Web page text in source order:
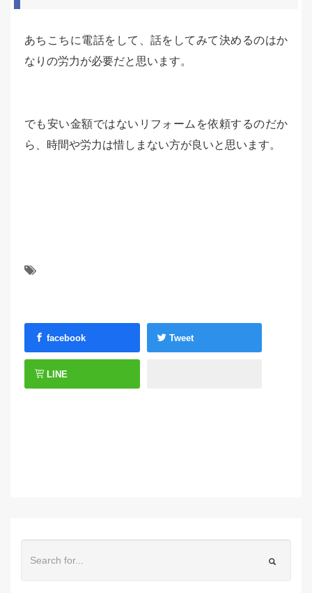
あちこちに電話をして、話をしてみて決めるのはか
なりの労力が必要だと思います。
でも安い金額ではないリフォームを依頼するのだか
ら、時間や労力は惜しまない方が良いと思います。
facebook Tweet
LINE